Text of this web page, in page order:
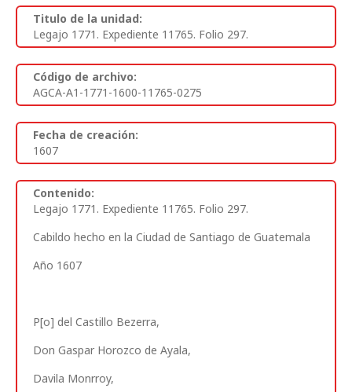
Titulo de la unidad:
Legajo 1771. Expediente 11765. Folio 297.
Código de archivo:
AGCA-A1-1771-1600-11765-0275
Fecha de creación:
1607
Contenido:
Legajo 1771. Expediente 11765. Folio 297.
Cabildo hecho en la Ciudad de Santiago de Guatemala
Año 1607
P[o] del Castillo Bezerra,
Don Gaspar Horozco de Ayala,
Davila Monrroy,